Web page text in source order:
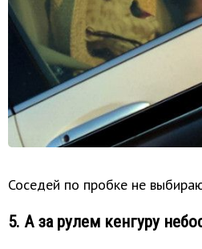
Соседей по пробке не
5. А за рулем кенгуру